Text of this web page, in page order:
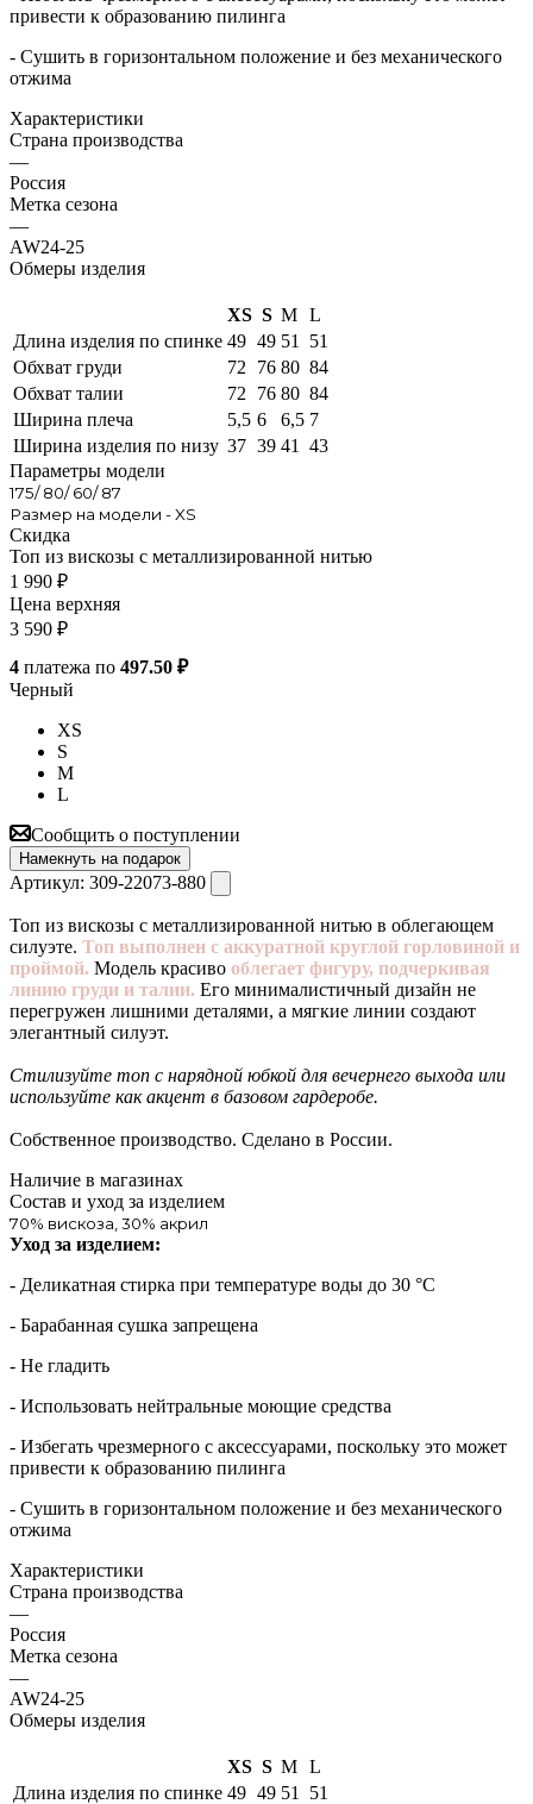
привести к образованию пилинга
- Сушить в горизонтальном положение и без механического
отжима
Характеристики
Страна производства
—
Россия
Метка сезона
—
AW24-25
Обмеры изделия
XS S M L
Длина изделия по спинке 49 49 51
51
Обхват груди
72 76 80 84
Обхват талии
72 76 80 84
Ширина плеча
5,5 6 6,5 7
Ширина изделия по низу 37 39 41
43
Параметры модели
175/ 80/ 60/ 87
Размер на модели - XS
Скидка
Топ из вискозы с металлизированной нитью
1 990 ₽
Цена верхняя
3 590 ₽
4 платежа по 497.50 ₽
Черный
XS
S
M
L
Сообщить о поступлении
Намекнуть на подарок
Артикул: 309-22073-880
Топ из вискозы с металлизированной нитью в облегающем
силуэте. Топ выполнен с аккуратной круглой горловиной и
проймой. Модель красиво облегает фигуру, подчеркивая
линию груди и талии. Его минималистичный дизайн не
перегружен лишними деталями, а мягкие линии создают
элегантный силуэт.
Стилизуйте топ с нарядной юбкой для вечернего выхода или
используйте как акцент в базовом гардеробе.
Собственное производство. Сделано в России.
Наличие в магазинах
Состав и уход за изделием
70% вискоза, 30% акрил
Уход за изделием:
- Деликатная стирка при температуре воды до 30 °C
- Барабанная сушка запрещена
- Не гладить
- Использовать нейтральные моющие средства
- Избегать чрезмерного c аксессуарами, поскольку это может
привести к образованию пилинга
- Сушить в горизонтальном положение и без механического
отжима
Характеристики
Страна производства
—
Россия
Метка сезона
—
AW24-25
Обмеры изделия
XS S M L
Длина изделия по спинке 49 49 51
51